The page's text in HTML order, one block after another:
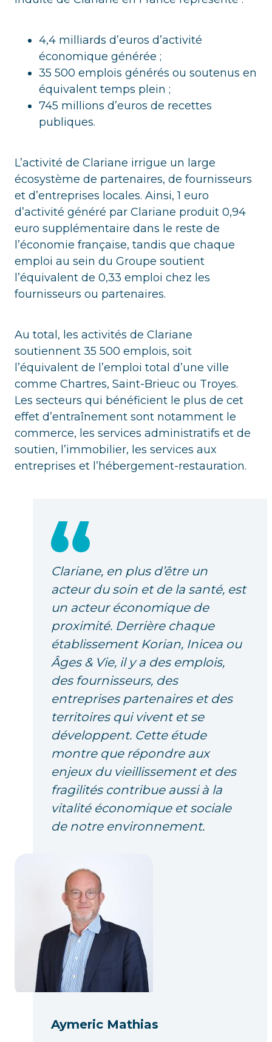
4,4 milliards d’euros d’activité
économique générée ;
35 500 emplois générés ou soutenus en
équivalent temps plein ;
745 millions d’euros de recettes
publiques.
L’activité de Clariane irrigue un large
écosystème de partenaires, de fournisseurs
et d’entreprises locales. Ainsi, 1 euro
d’activité généré par Clariane produit 0,94
euro supplémentaire dans le reste de
l’économie française, tandis que chaque
emploi au sein du Groupe soutient
l’équivalent de 0,33 emploi chez les
fournisseurs ou partenaires.
Au total, les activités de Clariane
soutiennent 35 500 emplois, soit
l’équivalent de l’emploi total d’une ville
comme Chartres, Saint-Brieuc ou Troyes.
Les secteurs qui bénéficient le plus de cet
effet d’entraînement sont notamment le
commerce, les services administratifs et de
soutien, l’immobilier, les services aux
entreprises et l’hébergement-restauration.
Clariane, en plus d’être un
acteur du soin et de la santé, est
un acteur économique de
proximité. Derrière chaque
établissement Korian, Inicea ou
Âges & Vie, il y a des emplois,
des fournisseurs, des
entreprises partenaires et des
territoires qui vivent et se
développent. Cette étude
montre que répondre aux
enjeux du vieillissement et des
fragilités contribue aussi à la
vitalité économique et sociale
de notre environnement.
Aymeric Mathias